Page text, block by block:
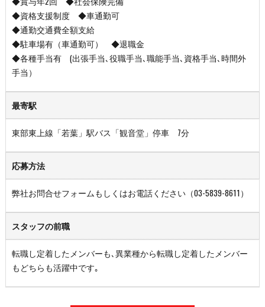
◆資格支援制度 ◆車通勤可
◆通勤交通費全額支給
◆駐車場有（車通勤可） ◆退職金
◆各種手当有 (出張手当､役職手当､職能手当､資格手当､時間外
手当）
最寄駅
東部東上線「若葉」駅バス「観音堂」停車 7分
応募方法
弊社お問合せフォームもしくはお電話ください（03-5839-8611）
スタッフの前職
転職し定着したメンバーも､異業種から転職し定着したメンバー
もどちらも活躍中です｡